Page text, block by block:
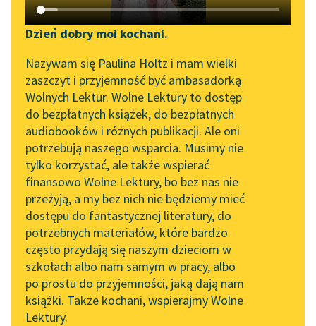
Katalog DAISY
Podkasty o książkach
Zgłoś brak utworu
Aktualności
„Prokurator Alicja Horn”
do słuchania
Byliśmy częścią AI Impact
Lab
Zapraszamy na spotkanie
online z tłumaczkami
literatury skandynawskiej
Spotkanie z Katarzyną
Tunkiel w Oslo
102. lata temu zmarł
Joseph Conrad
Narzędzia
Mapa Wolnych Lektur
Leśmianator
Przewodnik dla piszących i
czytających
API
OAI-PMH
Widget Wolnych Lektur
Przypisy
Dzień dobry moi kochani.
Nazywam się Paulina Holtz i mam wielki
zaszczyt i przyjemność być ambasadorką
Wolnych Lektur. Wolne Lektury to dostęp
do bezpłatnych książek, do bezpłatnych
audiobooków i różnych publikacji. Ale oni
potrzebują naszego wsparcia. Musimy nie
tylko korzystać, ale także wspierać
finansowo Wolne Lektury, bo bez nas nie
przeżyją, a my bez nich nie będziemy mieć
dostępu do fantastycznej literatury, do
potrzebnych materiałów, które bardzo
często przydają się naszym dzieciom w
szkołach albo nam samym w pracy, albo
po prostu do przyjemności, jaką dają nam
książki. Także kochani, wspierajmy Wolne
Lektury.
Zofia Kucharczyk
O biednym,
bogatym i Panu
Jezusie
— Widzis — mówi tak
— cłowieku, jaki
cłowiek bogaty jest
bez serca! Jak [u]un
nie uwoza...
Czytaj więcej